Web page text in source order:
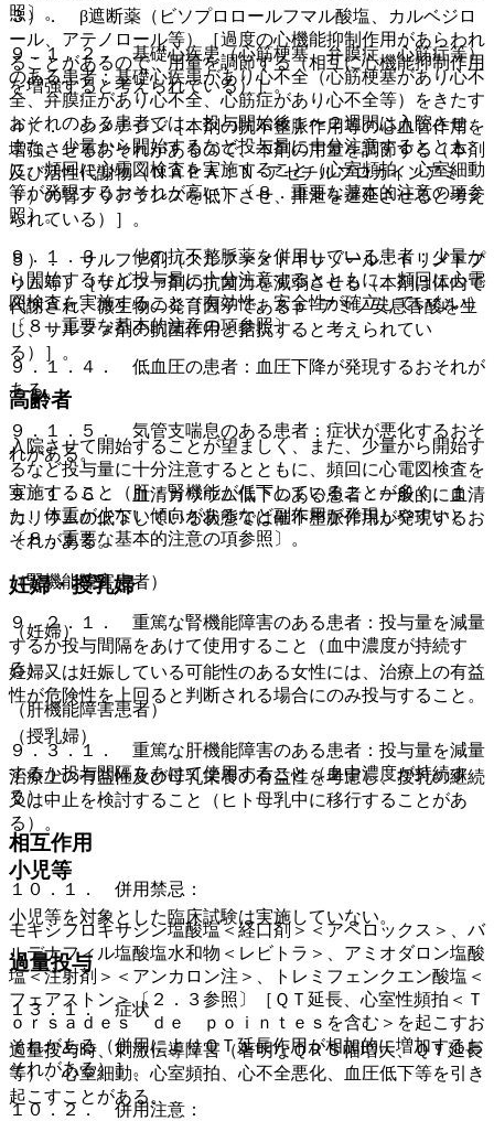
３）． β遮断薬（ビソプロロールフマル酸塩、カルベジロ
ール、アテノロール等）［過度の心機能抑制作用があらわれ
ることがあるので、用量を調節する（相互に心機能抑制作用
を増強すると考えられている）］。
４）． シメチジン［本剤の抗不整脈作用等の心血管作用を
増強させるおそれがあるので、本剤の用量を調節する（本剤
及び活性代謝物（ＮＡＰＡ：Ｎ−アセチルプロカインアミ
ド）の腎クリアランスを低下させ、排泄を遅延させると考え
られている）］。
５）． サルファ剤（スルファメトキサゾール・トリメトプ
リム等）［サルファ剤の抗菌力を減弱させる（本剤は体内で
代謝され、微生物の発育因子であるｐ−アミノ安息香酸を生
じ、サルファ剤の抗菌作用と拮抗すると考えられてい
る）］。
高齢者
入院させて開始することが望ましく、また、少量から開始す
るなど投与量に十分注意するとともに、頻回に心電図検査を
実施すること（肝・腎機能が低下していることが多く、ま
た、体重が少ない傾向があるなど副作用が発現しやすい）
〔８．重要な基本的注意の項参照〕。
妊婦・授乳婦
（妊婦）
妊婦又は妊娠している可能性のある女性には、治療上の有益
性が危険性を上回ると判断される場合にのみ投与すること。
（授乳婦）
治療上の有益性及び母乳栄養の有益性を考慮し、授乳の継続
又は中止を検討すること（ヒト母乳中に移行することがあ
る）。
小児等
小児等を対象とした臨床試験は実施していない。
過量投与
１３．１． 症状
過量投与時、刺激伝導障害（著明なＱＲＳ幅増大、ＱＴ延長
等）、心室細動、心室頻拍、心不全悪化、血圧低下等を引き
起こすことがある。
照〕。
９．１．２． 基礎心疾患（心筋梗塞、弁膜症、心筋症等）
のある患者：基礎心疾患があり心不全（心筋梗塞があり心不
全、弁膜症があり心不全、心筋症があり心不全等）をきたす
おそれのある患者では、投与開始後１〜２週間は入院させ、
また、少量から開始するなど投与量に十分注意するととも
に、頻回に心電図検査を実施すること（心室頻拍、心室細動
等が発現するおそれが高い）〔８．重要な基本的注意の項参
照〕。
９．１．３． 他の抗不整脈薬を併用している患者：少量か
ら開始するなど投与量に十分注意するとともに、頻回に心電
図検査を実施すること（有効性、安全性が確立していない）
〔８．重要な基本的注意の項参照〕。
９．１．４． 低血圧の患者：血圧下降が発現するおそれが
ある。
９．１．５． 気管支喘息のある患者：症状が悪化するおそ
れがある。
９．１．６． 血清カリウム低下のある患者：一般的に血清
カリウムの低下している状態では催不整脈作用が発現するお
それがある。
（腎機能障害患者）
９．２．１． 重篤な腎機能障害のある患者：投与量を減量
するか投与間隔をあけて使用すること（血中濃度が持続す
る）。
（肝機能障害患者）
９．３．１． 重篤な肝機能障害のある患者：投与量を減量
するか投与間隔をあけて使用すること（血中濃度が持続す
る）。
相互作用
１０．１． 併用禁忌：
モキシフロキサシン塩酸塩＜経口剤＞＜アベロックス＞、バ
ルデナフィル塩酸塩水和物＜レビトラ＞、アミオダロン塩酸
塩＜注射剤＞＜アンカロン注＞、トレミフェンクエン酸塩＜
フェアストン＞〔２．３参照〕［ＱＴ延長、心室性頻拍＜Ｔ
ｏｒｓａｄｅｓ ｄｅ ｐｏｉｎｔｅｓを含む＞を起こすお
それがある（併用によりＱＴ延長作用が相加的に増加するお
それがある）］。
１０．２． 併用注意：